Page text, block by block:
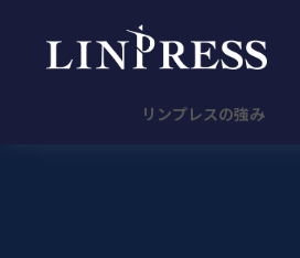
リンプレスの強み